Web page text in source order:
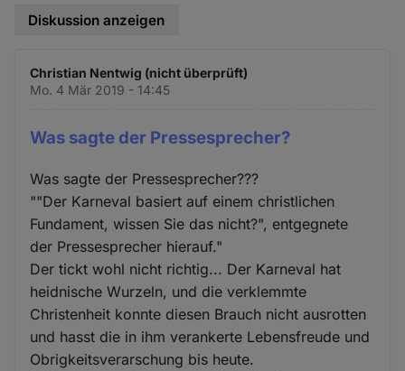
Diskussion anzeigen
Christian Nentwig (nicht überprüft)
Mo. 4 Mär 2019 - 14:45
Was sagte der Pressesprecher?
Was sagte der Pressesprecher???
""Der Karneval basiert auf einem christlichen
Fundament, wissen Sie das nicht?", entgegnete
der Pressesprecher hierauf."
Der tickt wohl nicht richtig... Der Karneval hat
heidnische Wurzeln, und die verklemmte
Christenheit konnte diesen Brauch nicht ausrotten
und hasst die in ihm verankerte Lebensfreude und
Obrigkeitsverarschung bis heute.